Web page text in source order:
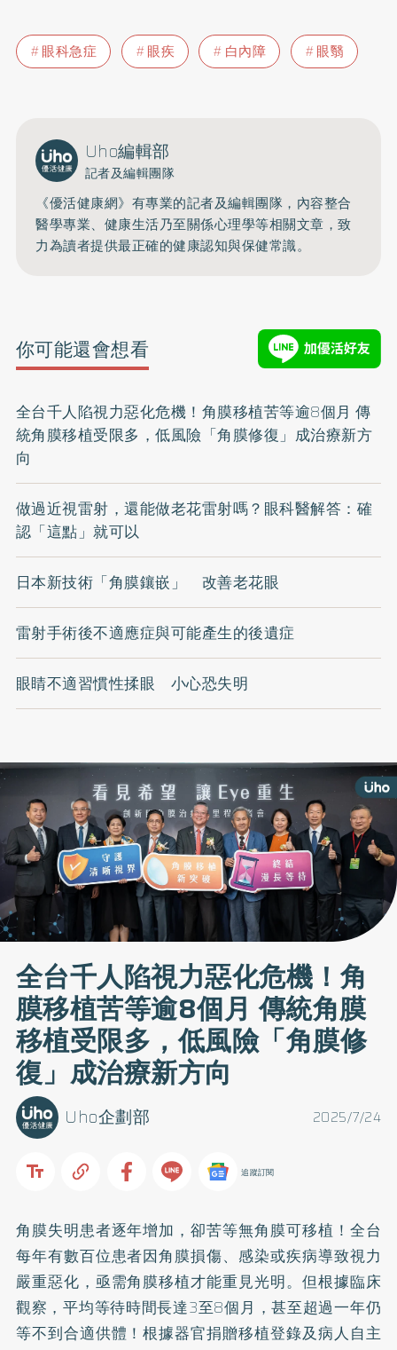
眼科急症 眼疾 白內障 眼翳
Uho編輯部
記者及編輯團隊
《優活健康網》有專業的記者及編輯團隊，內容整合
醫學專業、健康生活乃至關係心理學等相關文章，致
力為讀者提供最正確的健康認知與保健常識。
你可能還會想看
全台千人陷視力惡化危機！角膜移植苦等逾8個月 傳
統角膜移植受限多，低風險「角膜修復」成治療新方
向
做過近視雷射，還能做老花雷射嗎？眼科醫解答：確
認「這點」就可以
日本新技術「角膜鑲嵌」 改善老花眼
雷射手術後不適應症與可能產生的後遺症
眼睛不適習慣性揉眼 小心恐失明
全台千人陷視力惡化危機！角
膜移植苦等逾8個月 傳統角膜
移植受限多，低風險「角膜修
復」成治療新方向
2025/7/24
Uho企劃部
追蹤訂閱
角膜失明患者逐年增加，卻苦等無角膜可移植！全台
每年有數百位患者因角膜損傷、感染或疾病導致視力
嚴重惡化，亟需角膜移植才能重見光明。但根據臨床
觀察，平均等待時間長達3至8個月，甚至超過一年仍
等不到合適供體！根據器官捐贈移植登錄及病人自主